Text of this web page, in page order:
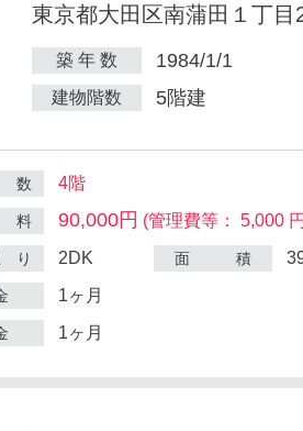
東京都大田区南蒲田１丁目
築 年 数 1984/1/1
建物階数 5階建
4階
90,000円 (管理費等： 5,000
り 2DK 面 積
1ヶ月
1ヶ月